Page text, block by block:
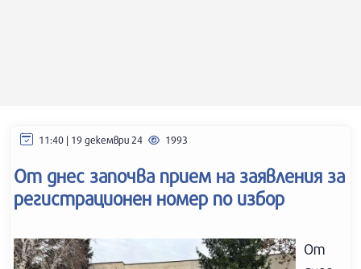
11:40 | 19 декември 24 1993
От днес започва прием на заявления за
регистрационен номер по избор
От